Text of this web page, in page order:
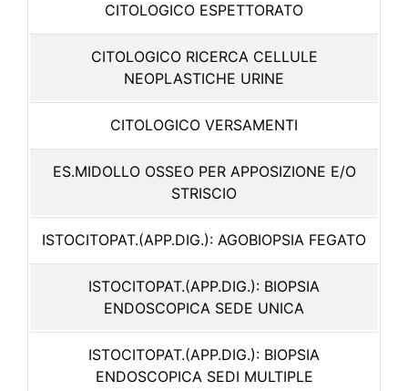
CITOLOGICO ESPETTORATO
CITOLOGICO RICERCA CELLULE
NEOPLASTICHE URINE
CITOLOGICO VERSAMENTI
ES.MIDOLLO OSSEO PER APPOSIZIONE E/O
STRISCIO
ISTOCITOPAT.(APP.DIG.): AGOBIOPSIA FEGATO
ISTOCITOPAT.(APP.DIG.): BIOPSIA
ENDOSCOPICA SEDE UNICA
ISTOCITOPAT.(APP.DIG.): BIOPSIA
ENDOSCOPICA SEDI MULTIPLE